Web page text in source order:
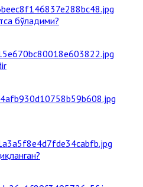
бўладими?